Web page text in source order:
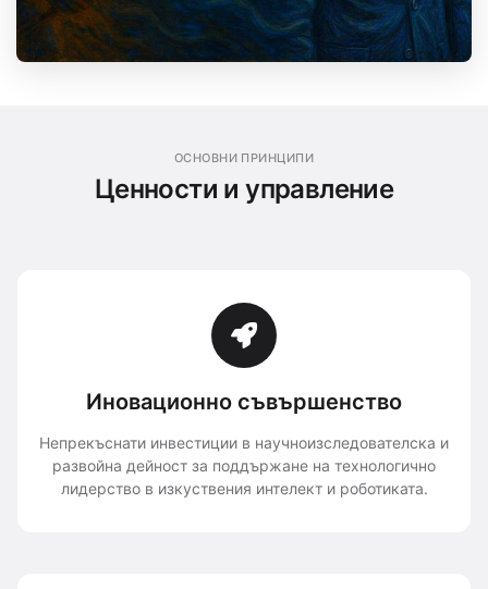
ОСНОВНИ ПРИНЦИПИ
Ценности и управление
Иновационно съвършенство
Непрекъснати инвестиции в научноизследователска и
развойна дейност за поддържане на технологично
лидерство в изкуствения интелект и роботиката.